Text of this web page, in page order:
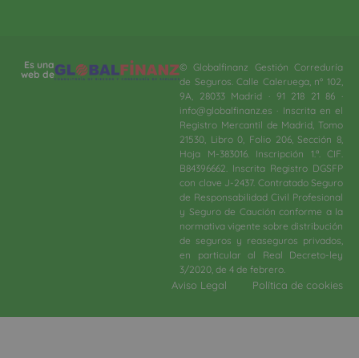
Es una
web de
© Globalfinanz Gestión Correduría
de Seguros. Calle Caleruega, nº 102,
9A, 28033 Madrid · 91 218 21 86 ·
info@globalfinanz.es · Inscrita en el
Registro Mercantil de Madrid, Tomo
21530, Libro 0, Folio 206, Sección 8,
Hoja M-383016. Inscripción 1.ª. CIF.
B84396662. Inscrita Registro DGSFP
con clave J-2437. Contratado Seguro
de Responsabilidad Civil Profesional
y Seguro de Caución conforme a la
normativa vigente sobre distribución
de seguros y reaseguros privados,
en particular al Real Decreto-ley
3/2020, de 4 de febrero.​
Aviso Legal Política de cookies